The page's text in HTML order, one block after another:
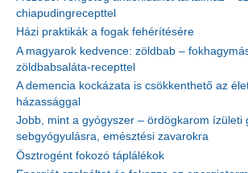
chiapudingrecepttel
Házi praktikák a fogak fehérítésére
A magyarok kedvence: zöldbab –
zöldbabsaláta-recepttel
A demencia kockázata is csökkenthető az
házassággal
Jobb, mint a gyógyszer – ördögkarom ízületi
sebgyógyulásra, emésztési zavarokra
Ösztrogént fokozó táplálékok